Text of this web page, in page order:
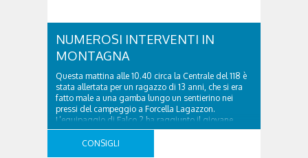
NUMEROSI INTERVENTI IN
MONTAGNA
Questa mattina alle 10.40 circa la Centrale del 118 è
stata allertata per un ragazzo di 13 anni, che si era
fatto male a una gamba lungo un sentierino nei
pressi del campeggio a Forcella Lagazzon.
L’equipaggio di Falco 2 ha raggiunto il giovane
vicentino di Dueville e, con il supporto di un
volontario del ..
CONSIGLI